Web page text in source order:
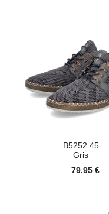
B5252.45
Gris
79.95 €